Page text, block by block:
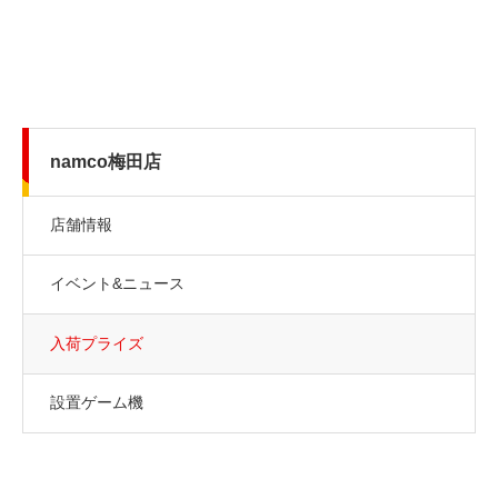
namco梅田店
店舗情報
イベント&ニュース
入荷プライズ
設置ゲーム機